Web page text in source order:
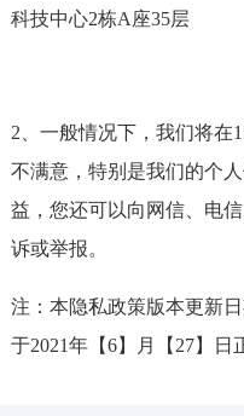
科技中心2栋A座35层
2、一般情况下，我们将在
不满意，特别是我们的个
益，您还可以向网信、电
诉或举报。
注：本隐私政策版本更新
于2021年【6】月【27】日